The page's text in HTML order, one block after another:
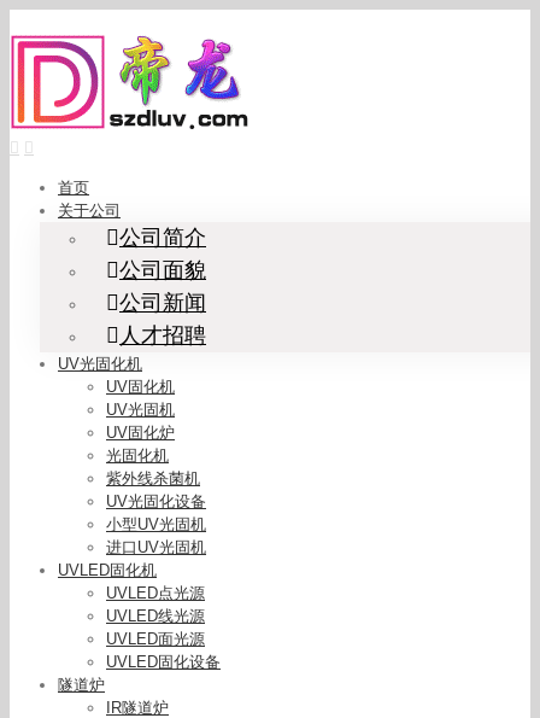
to
content
首页
关于公司
公司简介
公司面貌
公司新闻
人才招聘
UV光固化机
UV固化机
UV光固机
UV固化炉
光固化机
紫外线杀菌机
UV光固化设备
小型UV光固机
进口UV光固机
UVLED固化机
UVLED点光源
UVLED线光源
UVLED面光源
UVLED固化设备
隧道炉
IR隧道炉